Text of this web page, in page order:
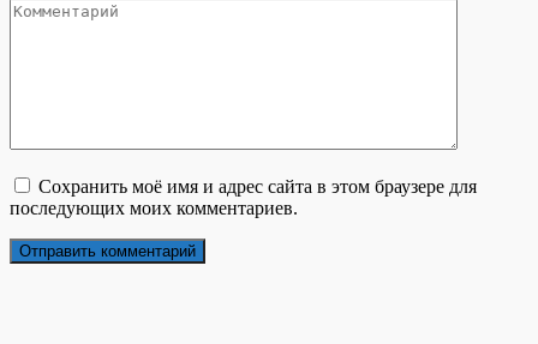
Сохранить моё имя и адрес сайта в этом браузере для
последующих моих комментариев.